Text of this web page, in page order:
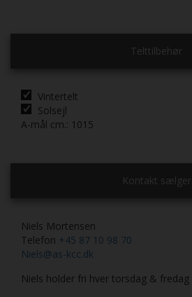
Telttilbehør
Vintertelt
Solsejl
A-mål cm.: 1015
Kontakt sælger
Niels Mortensen
Telefon +45 87 10 98 70
Niels@as-kcc.dk
Niels holder fri hver torsdag & fredag